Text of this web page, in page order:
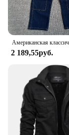
2 189,55руб.